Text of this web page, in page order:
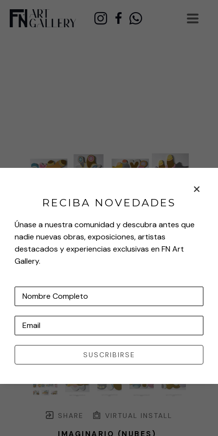
SHARE VIRTUAL INSTALL
IMAGINARIO (NUBES)
RECIBA NOVEDADES
Únase a nuestra comunidad y descubra antes que
nadie nuevas obras, exposiciones, artistas
destacados y experiencias exclusivas en FN Art
Gallery.
Nombre Completo
Email
SUSCRIBIRSE